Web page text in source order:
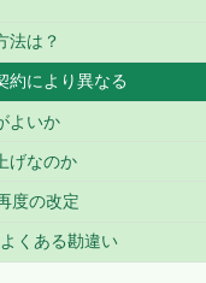
法は？
約により異なる
よいか
げなのか
度の改定
くある勘違い